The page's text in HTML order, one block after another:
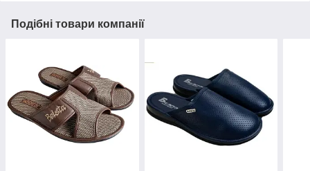
Подібні товари компанії